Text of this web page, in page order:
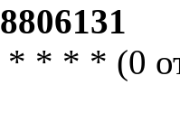
8806131
* * * * (0